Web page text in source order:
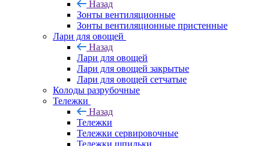
Назад
Зонты вентиляционные
Зонты вентиляционные пристенные
Лари для овощей
Назад
Лари для овощей
Лари для овощей закрытые
Лари для овощей сетчатые
Колоды разрубочные
Тележки
Назад
Тележки
Тележки сервировочные
Тележки шпильки